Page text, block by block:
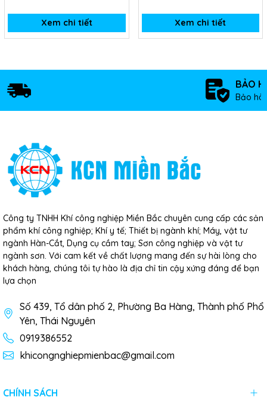
Xem chi tiết Xem chi tiết
BẢO
Bảo
Công ty TNHH Khí công nghiệp Miền Bắc chuyên cung cấp các sản
phẩm khí công nghiệp; Khí y tế; Thiết bị ngành khí; Máy, vật tư
ngành Hàn-Cắt, Dụng cụ cầm tay; Sơn công nghiệp và vật tư
ngành sơn. Với cam kết về chất lượng mang đến sự hài lòng cho
khách hàng, chúng tôi tự hào là địa chỉ tin cậy xứng đáng để bạn
lựa chọn
Số 439, Tổ dân phố 2, Phường Ba Hàng, Thành phố Phổ
Yên, Thái Nguyên
0919386552
khicongnghiepmienbac@gmail.com
CHÍNH SÁCH